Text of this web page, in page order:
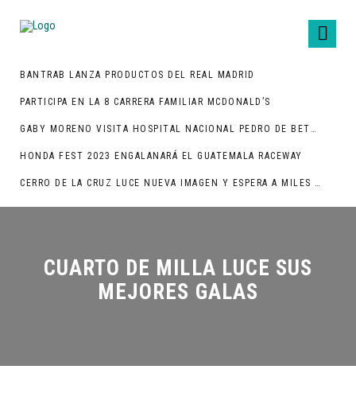
BANTRAB LANZA PRODUCTOS DEL REAL MADRID
PARTICIPA EN LA 8 CARRERA FAMILIAR MCDONALD’S
GABY MORENO VISITA HOSPITAL NACIONAL PEDRO DE BETHANCOURT
HONDA FEST 2023 ENGALANARÁ EL GUATEMALA RACEWAY
CERRO DE LA CRUZ LUCE NUEVA IMAGEN Y ESPERA A MILES DE TURISTAS
CUARTO DE MILLA LUCE SUS
MEJORES GALAS